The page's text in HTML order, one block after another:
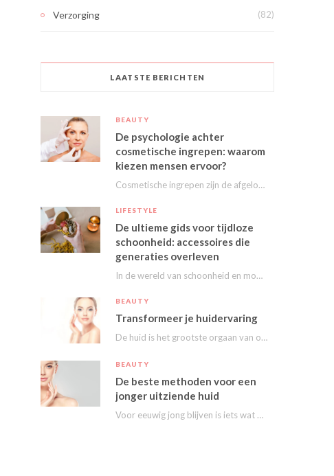
Verzorging (82)
LAATSTE BERICHTEN
BEAUTY
De psychologie achter
cosmetische ingrepen: waarom
kiezen mensen ervoor?
Cosmetische ingrepen zijn de afgelopen decennia steeds populairder geworden. Van kleine behandelingen zoals fillers en…
LIFESTYLE
De ultieme gids voor tijdloze
schoonheid: accessoires die
generaties overleven
In de wereld van schoonheid en mode draait alles om het uitstralen van je persoonlijke…
BEAUTY
Transformeer je huidervaring
De huid is het grootste orgaan van ons lichaam en speelt een essentiële rol in…
BEAUTY
De beste methoden voor een
jonger uitziende huid
Voor eeuwig jong blijven is iets wat we stiekem eigenlijk allemaal wel willen. Nu kunnen…